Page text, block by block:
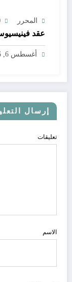
المحرر
عقد
أغسطس 6, 2026
إرسال
تعليقات
الاسم